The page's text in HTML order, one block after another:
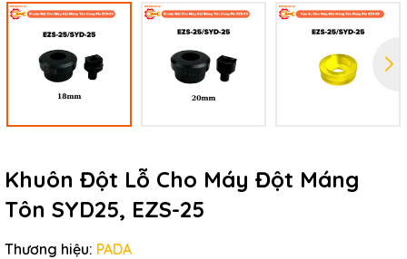
Khuôn Đột Lỗ Cho Máy Đột Máng
Tôn SYD25, EZS-25
Thương hiệu: PADA
Điều kiện: